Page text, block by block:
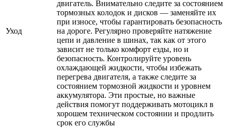
Уход
двигатель. Внимательно следите за состоянием
тормозных колодок и дисков — заменяйте их
при износе, чтобы гарантировать безопасность
на дороге. Регулярно проверяйте натяжение
цепи и давление в шинах, так как от этого
зависит не только комфорт езды, но и
безопасность. Контролируйте уровень
охлаждающей жидкости, чтобы избежать
перегрева двигателя, а также следите за
состоянием тормозной жидкости и уровнем
аккумулятора. Эти простые, но важные
действия помогут поддерживать мотоцикл в
хорошем техническом состоянии и продлить
срок его службы